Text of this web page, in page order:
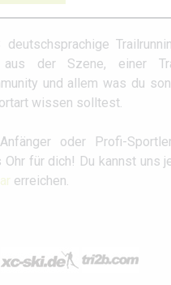
der Szene, einer
und allem was du
wissen solltest.
oder Profi-
für dich! Du kannst uns
erreichen.